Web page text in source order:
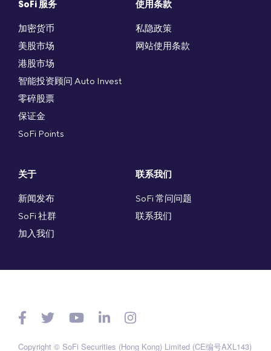
SoFi 服务
加密货币
美股市场
港股市场
智能投资顾问 Auto Invest
零碎股票
保证金
SoFi Points
使用条款
私隐政策
网站使用条款
关于
新闻发布
SoFi 社群
加入我们
联系我们
SoFi 常问问题
联系我们
Copyright © SoFi Securities (Hong Kong) Limited (CE编号AXL143)